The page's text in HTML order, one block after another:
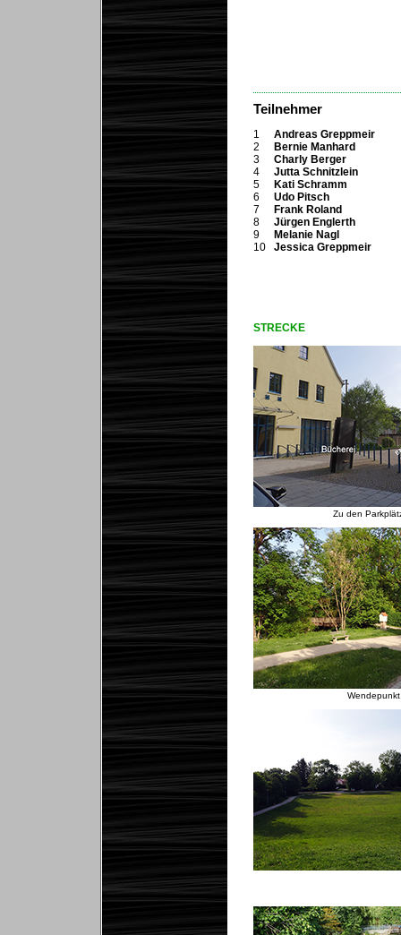
Teilnehmer
1
2
3
4
5
6
7
8
9
10
Andreas Greppmeir
Bernie Manhard
Charly Berger
Jutta Schnitzlein
Kati Schramm
Udo Pitsch
Frank Roland
Jürgen Englerth
Melanie Nagl
Jessica Greppmeir
STRECKE
Zu den